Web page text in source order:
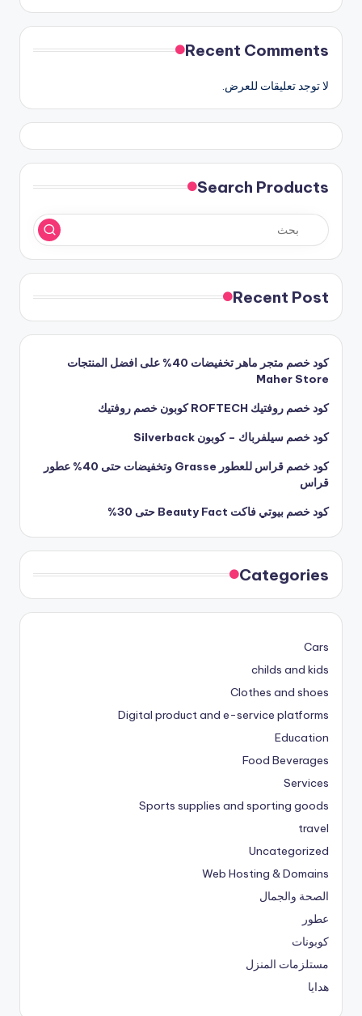
Recent Comments
لا توجد تعليقات للعرض.
Search Products
Recent Post
كود خصم متجر ماهر تخفيضات 40% على افضل المنتجات
Maher Store
كود خصم روفتيك ROFTECH كوبون خصم روفتيك
كود خصم سيلفرباك – كوبون Silverback
كود خصم قراس للعطور Grasse وتخفيضات حتى 40% عطور
قراس
كود خصم بيوتي فاكت Beauty Fact حتى 30%
Categories
Cars
childs and kids
Clothes and shoes
Digital product and e-service platforms
Education
Food Beverages
Services
Sports supplies and sporting goods
travel
Uncategorized
Web Hosting & Domains
الصحة والجمال
عطور
كوبونات
مستلزمات المنزل
هدايا